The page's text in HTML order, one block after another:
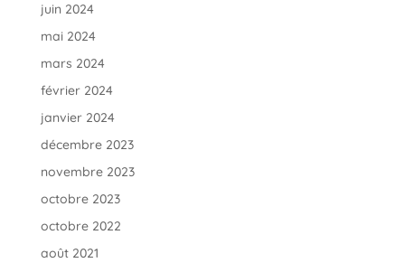
juin 2024
mai 2024
mars 2024
février 2024
janvier 2024
décembre 2023
novembre 2023
octobre 2023
octobre 2022
août 2021